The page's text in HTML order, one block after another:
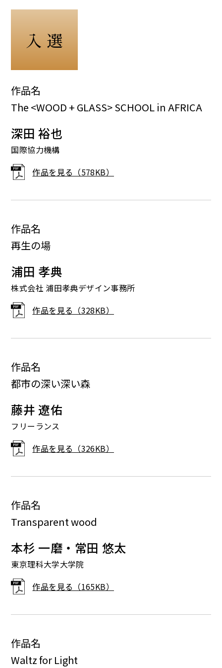
入 選
作品名
The <WOOD + GLASS> SCHOOL in AFRICA
深田 裕也
国際協力機構
作品を見る（578KB）
作品名
再生の場
浦田 孝典
株式会社 浦田孝典デザイン事務所
作品を見る（328KB）
作品名
都市の深い深い森
藤井 遼佑
フリーランス
作品を見る（326KB）
作品名
Transparent wood
本杉 一磨・常田 悠太
東京理科大学大学院
作品を見る（165KB）
作品名
Waltz for Light